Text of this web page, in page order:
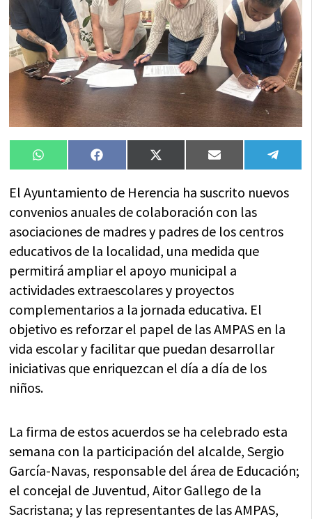
Compartir
en
WhatsAppCompartir
en
FacebookCompartir
en
X
(Twitter)
Compartir
en
Email
en
El Ayuntamiento de Herencia ha suscrito nuevos
convenios anuales de colaboración con las
asociaciones de madres y padres de los centros
educativos de la localidad, una medida que
permitirá ampliar el apoyo municipal a
actividades extraescolares y proyectos
complementarios a la jornada educativa. El
objetivo es reforzar el papel de las AMPAS en la
vida escolar y facilitar que puedan desarrollar
iniciativas que enriquezcan el día a día de los
niños.
La firma de estos acuerdos se ha celebrado esta
semana con la participación del alcalde, Sergio
García-Navas, responsable del área de Educación;
el concejal de Juventud, Aitor Gallego de la
Sacristana; y las representantes de las AMPAS,